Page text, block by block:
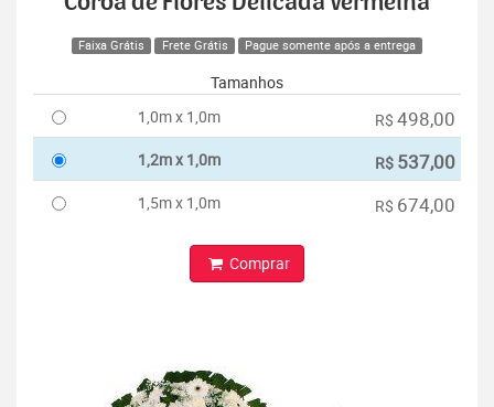
Faixa Grátis Frete Grátis Pague somente após a entrega
Tamanhos
1,0m x 1,0m
R$ 498,00
1,2m x 1,0m R$ 537,00
1,5m x 1,0m R$ 674,00
Comprar